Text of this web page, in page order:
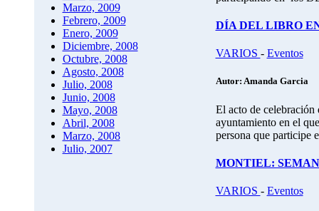
Marzo, 2009
Febrero, 2009
Enero, 2009
Diciembre, 2008
Octubre, 2008
Agosto, 2008
Julio, 2008
Junio, 2008
Mayo, 2008
Abril, 2008
Marzo, 2008
Julio, 2007
DÍA DEL LIBRO
VARIOS - Eventos
Autor: Amanda Garcia
El acto de
ayuntamiento en el
persona que participe
MONTIEL:
VARIOS - Eventos